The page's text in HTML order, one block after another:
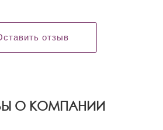
отзыв
О КОМПАНИИ